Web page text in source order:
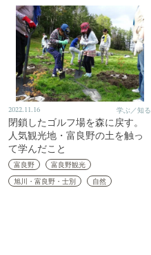
2022.11.16 学ぶ／知る
閉鎖したゴルフ場を森に戻す。
人気観光地・富良野の土を触っ
て学んだこと
富良野
富良野観光
旭川・富良野・士別
自然